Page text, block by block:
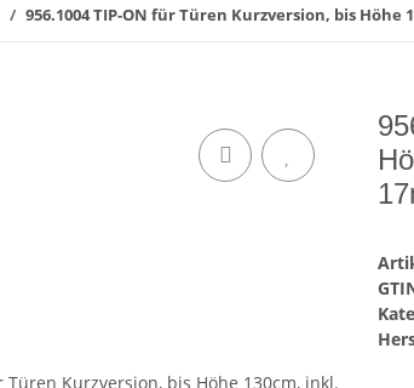
956.1004 TIP-ON für Türen Kurzversion, bis